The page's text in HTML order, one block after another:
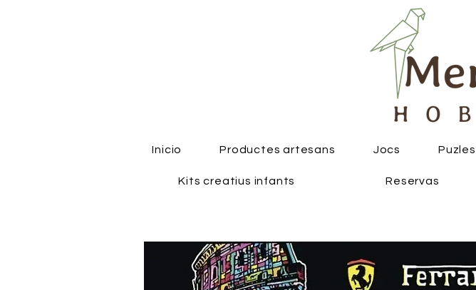
Inicio Productes artesans Jocs Puzles
Kits creatius infants Reservas